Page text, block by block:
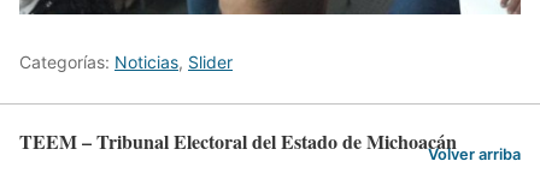
Categorías: Noticias, Slider
TEEM – Tribunal Electoral del Estado de MichoacánVolver arriba